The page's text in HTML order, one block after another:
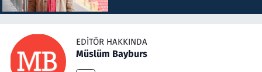
EDITÖR HAKKINDA
Müslüm Bayburs